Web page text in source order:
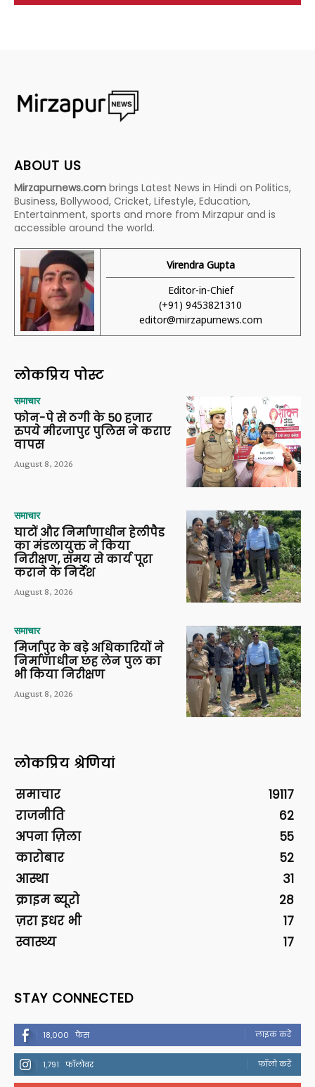
ABOUT US
Mirzapurnews.com brings Latest News in Hindi on Politics,
Business, Bollywood, Cricket, Lifestyle, Education,
Entertainment, sports and more from Mirzapur and is
accessible around the world.
Virendra Gupta
Editor-in-Chief
(+91) 9453821310
editor@mirzapurnews.com
लोकप्रिय पोस्ट
समाचार
फोन-पे से ठगी के 50 हजार
रुपये मीरजापुर पुलिस ने कराए
वापस
August 8, 2026
समाचार
घाटों और निर्माणाधीन हेलीपैड
का मंडलायुक्त ने किया
निरीक्षण, समय से कार्य पूरा
कराने के निर्देश
August 8, 2026
समाचार
मिर्जापुर के बड़े अधिकारियों ने
निर्माणाधीन छह लेन पुल का
भी किया निरीक्षण
August 8, 2026
लोकप्रिय श्रेणियां
समाचार
19117
राजनीति
62
अपना ज़िला
55
कारोबार
52
आस्था
31
क्राइम ब्यूरो
28
ज़रा इधर भी
17
स्वास्थ्य
17
STAY CONNECTED
18,000 फैंस लाइक करें
1,791 फॉलोवर फॉलो करें